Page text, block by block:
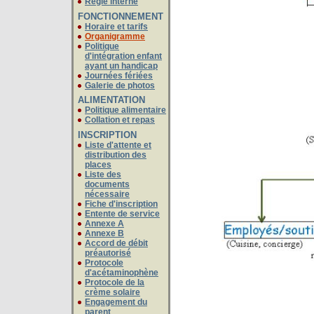
FONCTIONNEMENT
Horaire et tarifs
Organigramme
Politique
d'intégration enfant
ayant un handicap
Journées fériées
Galerie de photos
ALIMENTATION
Politique alimentaire
Collation et repas
INSCRIPTION
Liste d'attente et
distribution des
places
Liste des
documents
nécessaire
Fiche d'inscription
Entente de service
Annexe A
Annexe B
Accord de débit
préautorisé
Protocole
d'acétaminophène
Protocole de la
crème solaire
Engagement du
parent